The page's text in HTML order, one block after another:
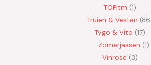
TOPitm 1
Truien & Vesten 86
Tygo & Vito 17
Zomerjassen 1
Vinrose 3